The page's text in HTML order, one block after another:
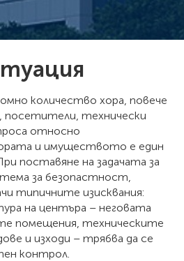
количество хора, повече
посетители, технически
относно
и имуществото е един
поставяне на задачата за
за безопастност,
типичните изисквания:
на центъра – неговата
помещения, техническите
и изходи – трябва да се
контрол.